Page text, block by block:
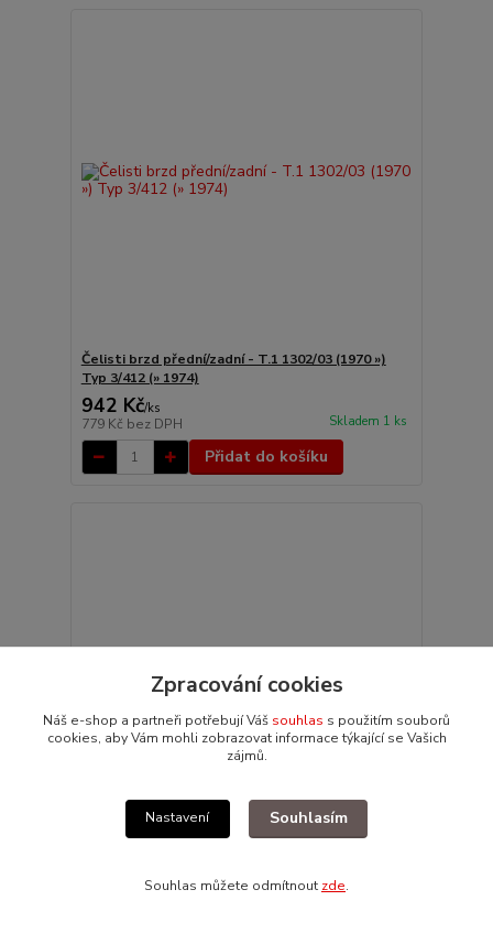
Čelisti brzd přední/zadní - T.1 1302/03 (1970 »)
Typ 3/412 (» 1974)
942 Kč/ks
779 Kč bez DPH Skladem 1 ks
Přidat do košíku
/ks
Skladem 8 ks
Zpracování cookies
Náš e-shop a partneři potřebují Váš souhlas s použitím souborů
cookies, aby Vám mohli zobrazovat informace týkající se Vašich
zájmů.
Nastavení Souhlasím
Souhlas můžete odmítnout zde.